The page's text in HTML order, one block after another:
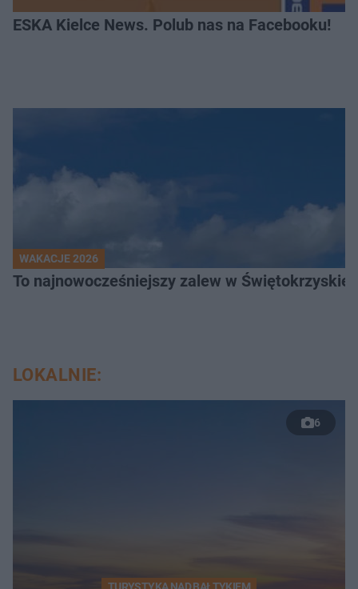
ESKA Kielce News. Polub nas na Facebooku!
WAKACJE 2026
To najnowocześniejszy zalew w
LOKALNIE:
6